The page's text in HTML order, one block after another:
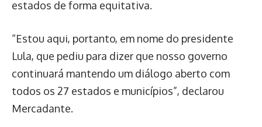
estados de forma equitativa.
“Estou aqui, portanto, em nome do presidente
Lula, que pediu para dizer que nosso governo
continuará mantendo um diálogo aberto com
todos os 27 estados e municípios”, declarou
Mercadante.